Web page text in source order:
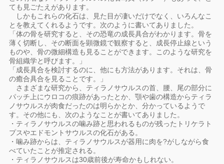
ても見ごたえがあります。
しかもこれらの化石は、見た目が凄いだけでなく、いろんなこ
とを教えてくれるようです。次のように書いてありました。
「体の骨を研究すると、その恐竜の成長具合がわかります。骨を
薄く切断し、その断面を顕微鏡で観察すると、成長停止線という
ものや、骨の微細構造も見ることができます。このような研究を
骨組織学と呼びます。」
「成長具合を検討するのに、他にも方法があります。それは、骨
の癒合具合を見ることです。」
さまざまな研究から、ティラノサウルスの首、腰、尾の部分に
パッチ上にウロコの痕跡があったとか、顎や歯の構造からティラ
ノサウルスが肉食だったのは明らかとか、分かっているようで
す。その他にも、次のようなことが書いてありました。
・ティラノサウルスの噛み跡と思われるものが残ったトリケラト
プスやエドモントサウルスの化石がある。
・噛み跡からは、ティラノサウルスが器用に肉を?がしながら食
べていたことが推定される。
・ティラノサウルスは30歳前後が寿命かもしれない。